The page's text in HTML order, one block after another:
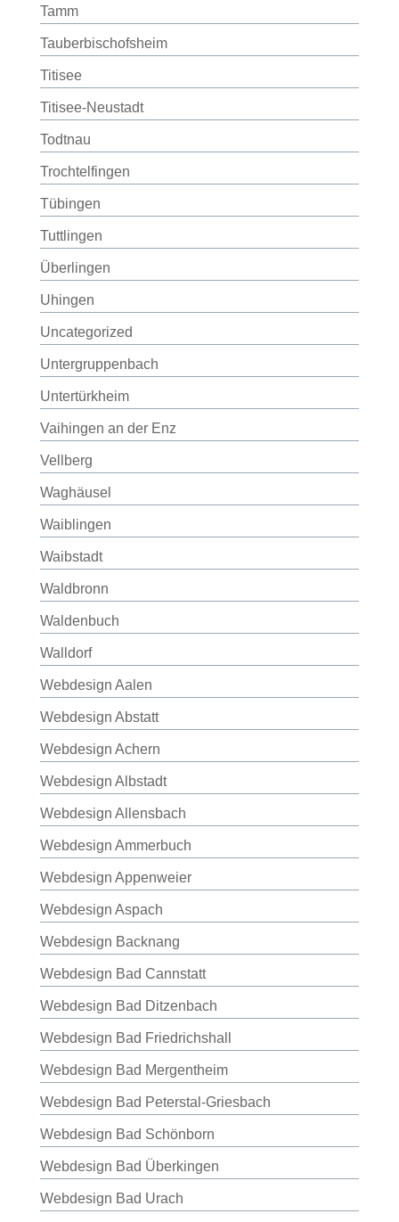
Tamm
Tauberbischofsheim
Titisee
Titisee-Neustadt
Todtnau
Trochtelfingen
Tübingen
Tuttlingen
Überlingen
Uhingen
Uncategorized
Untergruppenbach
Untertürkheim
Vaihingen an der Enz
Vellberg
Waghäusel
Waiblingen
Waibstadt
Waldbronn
Waldenbuch
Walldorf
Webdesign Aalen
Webdesign Abstatt
Webdesign Achern
Webdesign Albstadt
Webdesign Allensbach
Webdesign Ammerbuch
Webdesign Appenweier
Webdesign Aspach
Webdesign Backnang
Webdesign Bad Cannstatt
Webdesign Bad Ditzenbach
Webdesign Bad Friedrichshall
Webdesign Bad Mergentheim
Webdesign Bad Peterstal-Griesbach
Webdesign Bad Schönborn
Webdesign Bad Überkingen
Webdesign Bad Urach